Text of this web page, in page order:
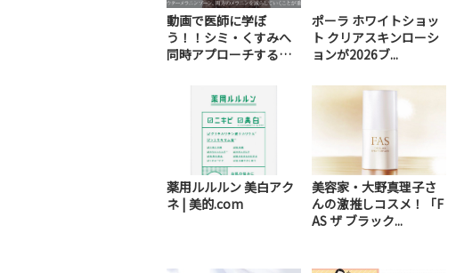
動画で医師に学ぼ
う！！シミ・くすみへ
同時アプローチする
ポーラ ホワイトショッ
ト クリアスキンローシ
ョンが2026ブ...
薬用ルルルン 美白アク
ネ | 美的.com
美容家・大野真理子さ
んの激推しコスメ！「F
AS ザ ブラック...